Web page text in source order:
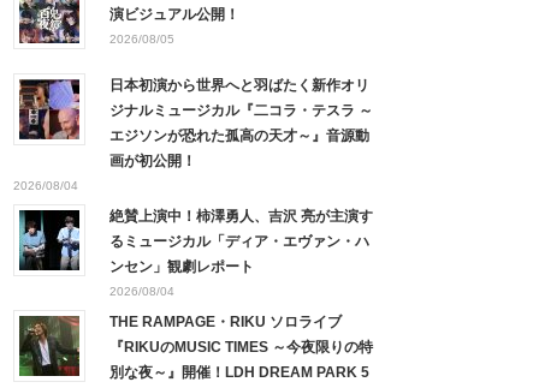
演ビジュアル公開！
2026/08/05
日本初演から世界へと羽ばたく新作オリ
ジナルミュージカル『二コラ・テスラ ～
エジソンが恐れた孤高の天才～』音源動
画が初公開！
2026/08/04
絶賛上演中！柿澤勇人、吉沢 亮が主演す
るミュージカル「ディア・エヴァン・ハ
ンセン」観劇レポート
2026/08/04
THE RAMPAGE・RIKU ソロライブ
『RIKUのMUSIC TIMES ～今夜限りの特
別な夜～』開催！LDH DREAM PARK 5